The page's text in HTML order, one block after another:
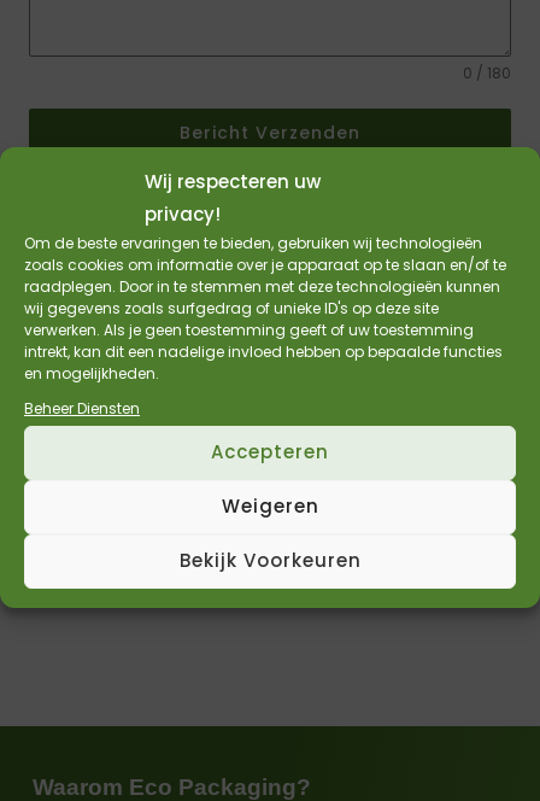
Wij respecteren uw
privacy!
Om de beste ervaringen te bieden, gebruiken wij technologieën
zoals cookies om informatie over je apparaat op te slaan en/of te
raadplegen. Door in te stemmen met deze technologieën kunnen
wij gegevens zoals surfgedrag of unieke ID's op deze site
verwerken. Als je geen toestemming geeft of uw toestemming
intrekt, kan dit een nadelige invloed hebben op bepaalde functies
en mogelijkheden.
Beheer Diensten
Accepteren
Weigeren
Bekijk Voorkeuren
0 / 180
Bericht Verzenden
name-hny-x510zh
Eco Packaging
Wormerweg 6
1311XB Almere
Nederland
Btw-nummer: NL864454788B01
Waarom Eco Packaging?